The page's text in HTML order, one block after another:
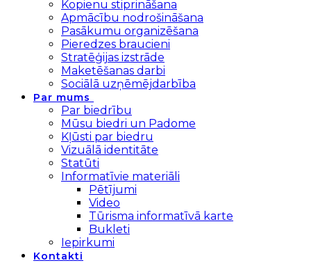
Kopienu stiprināšana
Apmācību nodrošināšana
Pasākumu organizēšana
Pieredzes braucieni
Stratēģijas izstrāde
Maketēšanas darbi
Sociālā uzņēmējdarbība
Par mums
Par biedrību
Mūsu biedri un Padome
Kļūsti par biedru
Vizuālā identitāte
Statūti
Informatīvie materiāli
Pētījumi
Video
Tūrisma informatīvā karte
Bukleti
Iepirkumi
Kontakti